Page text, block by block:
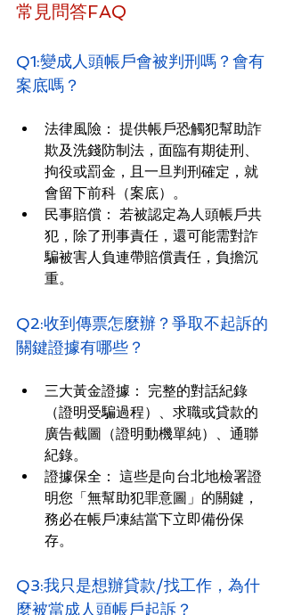
常見問答FAQ
Q1:變成人頭帳戶會被判刑嗎？會有
案底嗎？
法律風險： 提供帳戶恐觸犯幫助詐
欺及洗錢防制法，面臨有期徒刑、
拘役或罰金，且一旦判刑確定，就
會留下前科（案底）。
民事賠償： 若被認定為人頭帳戶共
犯，除了刑事責任，還可能需對詐
騙被害人負連帶賠償責任，負擔沉
重。
Q2:收到傳票怎麼辦？爭取不起訴的
關鍵證據有哪些？
三大黃金證據： 完整的對話紀錄
（證明受騙過程）、求職或貸款的
廣告截圖（證明動機單純）、通聯
紀錄。
證據保全： 這些是向台北地檢署證
明您「無幫助犯罪意圖」的關鍵，
務必在帳戶凍結當下立即備份保
存。
Q3:我只是想辦貸款/找工作，為什
麼被當成人頭帳戶起訴？